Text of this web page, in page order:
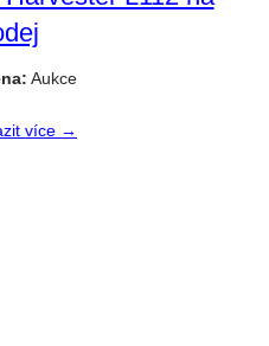
Aukce
více →